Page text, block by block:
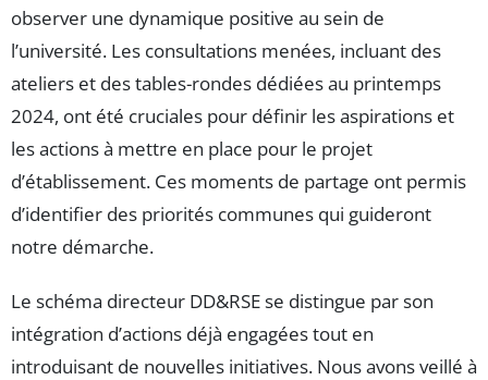
observer une dynamique positive au sein de
l’université. Les consultations menées, incluant des
ateliers et des tables-rondes dédiées au printemps
2024, ont été cruciales pour définir les aspirations et
les actions à mettre en place pour le projet
d’établissement. Ces moments de partage ont permis
d’identifier des priorités communes qui guideront
notre démarche.
Le schéma directeur DD&RSE se distingue par son
intégration d’actions déjà engagées tout en
introduisant de nouvelles initiatives. Nous avons veillé à